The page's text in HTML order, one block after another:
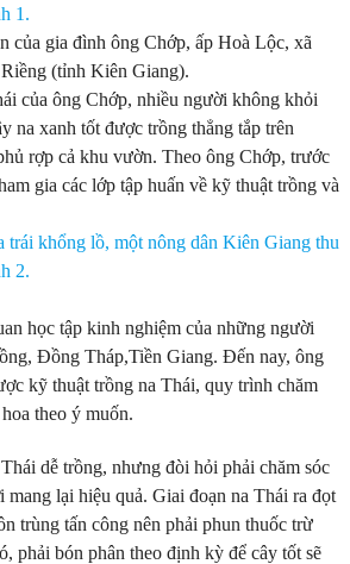
của gia đình ông Chớp, ấp Hoà Lộc, xã
(tỉnh Kiên Giang).
của ông Chớp, nhiều người không khỏi
na xanh tốt được trồng thẳng tắp trên
rợp cả khu vườn. Theo ông Chớp, trước
gia các lớp tập huấn về kỹ thuật trồng và
học tập kinh nghiệm của những người
Đồng Tháp,Tiền Giang. Ðến nay, ông
kỹ thuật trồng na Thái, quy trình chăm
theo ý muốn.
dễ trồng, nhưng đòi hỏi phải chăm sóc
lại hiệu quả. Giai đoạn na Thái ra đọt
trùng tấn công nên phải phun thuốc trừ
phải bón phân theo định kỳ để cây tốt sẽ